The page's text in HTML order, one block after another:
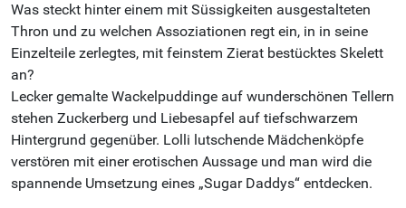
Was steckt hinter einem mit Süssigkeiten ausgestalteten
Thron und zu welchen Assoziationen regt ein, in in seine
Einzelteile zerlegtes, mit feinstem Zierat bestücktes Skelett
an?
Lecker gemalte Wackelpuddinge auf wunderschönen Tellern
stehen Zuckerberg und Liebesapfel auf tiefschwarzem
Hintergrund gegenüber. Lolli lutschende Mädchenköpfe
verstören mit einer erotischen Aussage und man wird die
spannende Umsetzung eines „Sugar Daddys“ entdecken.